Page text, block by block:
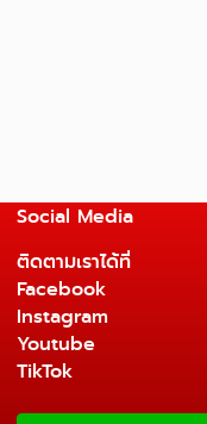
Social Media
ติดตามเราได้ที่
Facebook
Instagram
Youtube
TikTok